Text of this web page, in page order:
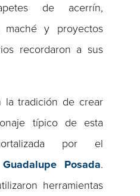
de acerrín,
y proyectos
recordaron a sus
la tradición de crear
típico de esta
por el
Posada.
herramientas